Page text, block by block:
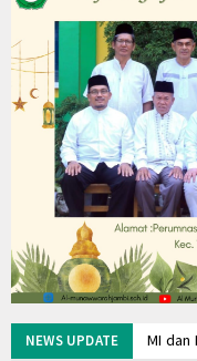
Berita
Download
Galleri
Galleri Photo
Koleksi Video
Agenda
Kontak Kami
NEWS UPDATE
MI dan